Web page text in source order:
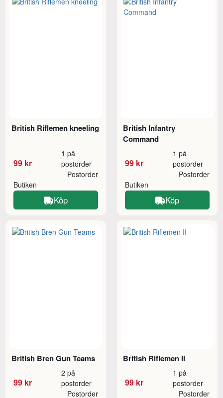
British Riflemen kneeling
99 kr
1 på
postorder
Butiken
Postorder
Köp
British Infantry
Command
99 kr
1 på
postorder
Butiken
Postorder
Köp
British Bren Gun Teams
99 kr
2 på
postorder
Postorder
British Riflemen II
99 kr
1 på
postorder
Postorder